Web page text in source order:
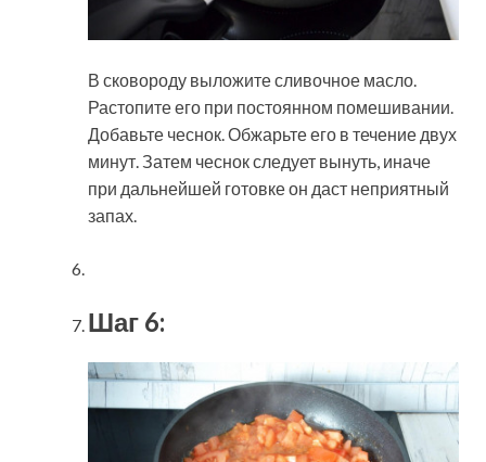
В сковороду выложите сливочное масло.
Растопите его при постоянном помешивании.
Добавьте чеснок. Обжарьте его в течение двух
минут. Затем чеснок следует вынуть, иначе
при дальнейшей готовке он даст неприятный
запах.
Шаг 6: